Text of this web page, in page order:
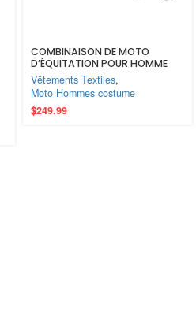
COMBINAISON DE MOTO
D’ÉQUITATION POUR HOMME
IMPERMÉABLE AVEC AMOUR
(EM10346)
Vêtements Textiles,
Moto Hommes costume
$249.99